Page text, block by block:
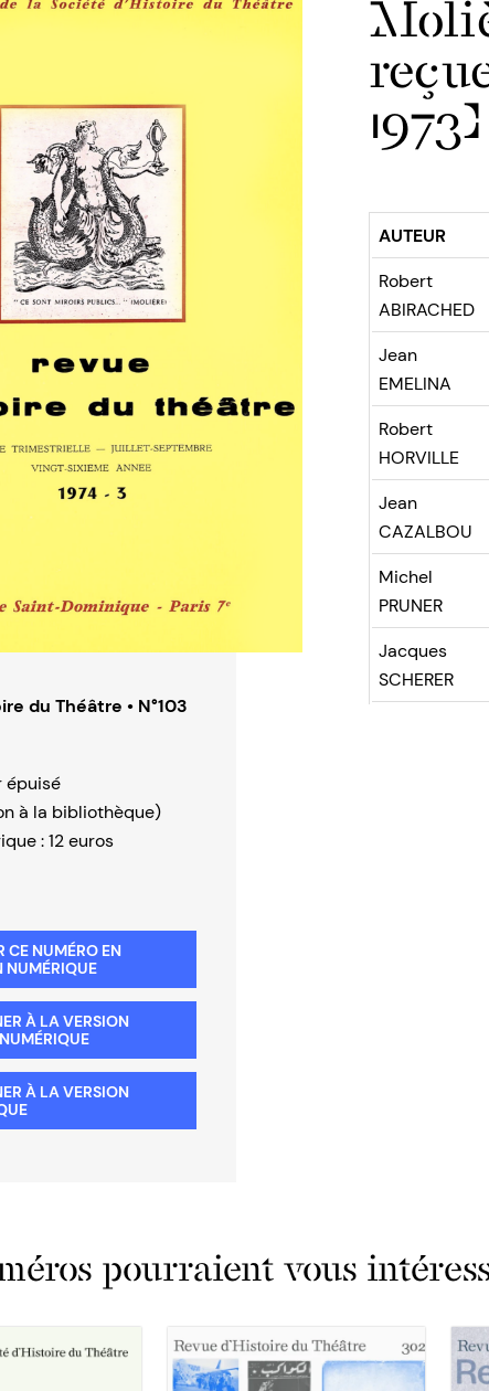
du Théâtre • N°103
épuisé
à la bibliothèque)
: 12 euros
CE NUMÉRO EN
NUMÉRIQUE
À LA VERSION
À LA VERSION
1973)
AUTEUR
Robert
ABIRACHED
Jean
EMELINA
Robert
HORVILLE
Jean
CAZALBOU
Michel
PRUNER
Jacques
SCHERER
pourraient vous